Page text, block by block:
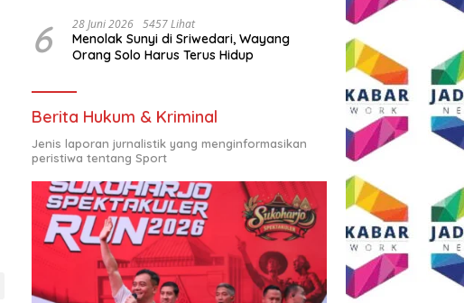
6 28 Juni 2026 5457 Lihat
Menolak Sunyi di Sriwedari, Wayang
Orang Solo Harus Terus Hidup
Berita Hukum & Kriminal
Jenis laporan jurnalistik yang menginformasikan
peristiwa tentang Sport